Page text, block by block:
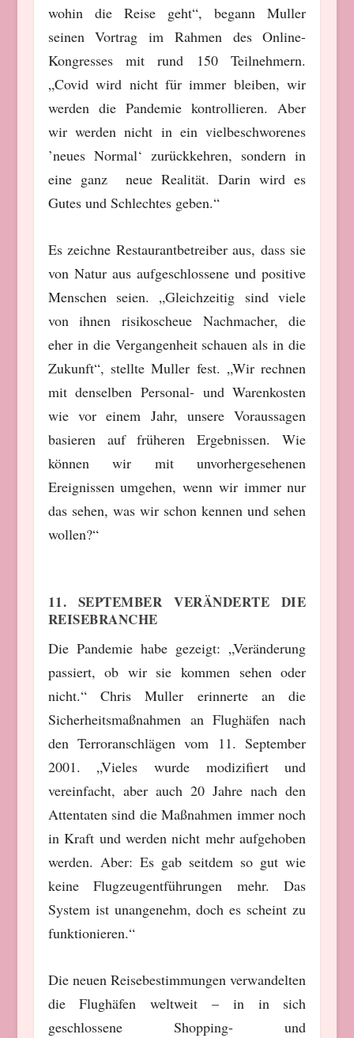
wohin die Reise geht“, begann Muller
seinen Vortrag im Rahmen des Online-
Kongresses mit rund 150 Teilnehmern.
„Covid wird nicht für immer bleiben, wir
werden die Pandemie kontrollieren. Aber
wir werden nicht in ein vielbeschworenes
’neues Normal‘ zurückkehren, sondern in
eine ganz neue Realität. Darin wird es
Gutes und Schlechtes geben.“
Es zeichne Restaurantbetreiber aus, dass sie
von Natur aus aufgeschlossene und positive
Menschen seien. „Gleichzeitig sind viele
von ihnen risikoscheue Nachmacher, die
eher in die Vergangenheit schauen als in die
Zukunft“, stellte Muller fest. „Wir rechnen
mit denselben Personal- und Warenkosten
wie vor einem Jahr, unsere Voraussagen
basieren auf früheren Ergebnissen. Wie
können wir mit unvorhergesehenen
Ereignissen umgehen, wenn wir immer nur
das sehen, was wir schon kennen und sehen
wollen?“
11. SEPTEMBER VERÄNDERTE DIE
REISEBRANCHE
Die Pandemie habe gezeigt: „Veränderung
passiert, ob wir sie kommen sehen oder
nicht.“ Chris Muller erinnerte an die
Sicherheitsmaßnahmen an Flughäfen nach
den Terroranschlägen vom 11. September
2001. „Vieles wurde modizifiert und
vereinfacht, aber auch 20 Jahre nach den
Attentaten sind die Maßnahmen immer noch
in Kraft und werden nicht mehr aufgehoben
werden. Aber: Es gab seitdem so gut wie
keine Flugzeugentführungen mehr. Das
System ist unangenehm, doch es scheint zu
funktionieren.“
Die neuen Reisebestimmungen verwandelten
die Flughäfen weltweit – in in sich
geschlossene Shopping- und